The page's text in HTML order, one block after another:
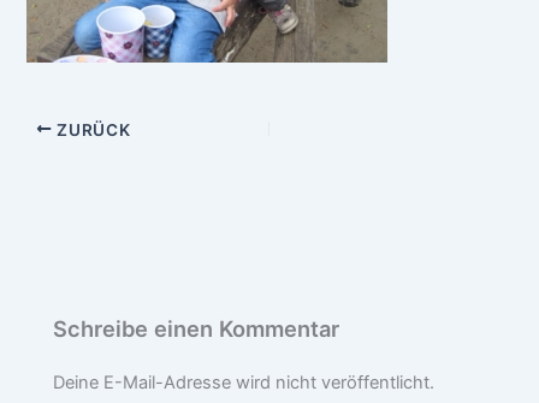
ZURÜCK
Schreibe einen Kommentar
Deine E-Mail-Adresse wird nicht veröffentlicht.